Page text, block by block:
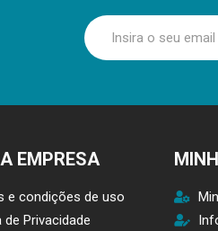
EMPRESA
e condições de uso
de Privacidade